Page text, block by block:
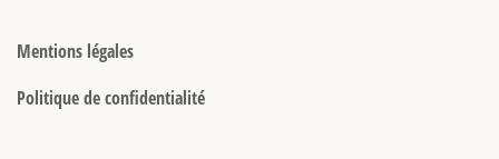
Mentions légales
Politique de confidentialité